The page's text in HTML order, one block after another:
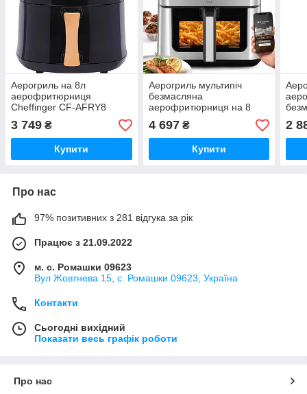
Аерогриль на 8л
аерофритюрниця
Cheffinger CF-AFRY8
мультипіч безмасляна
сенсорне управління
3 749 ₴
Купити
Аерогриль мультипіч
безмасляна
аерофритюрниця на 8
літрів з WiFi
4 697₴
Купити
CF-
л, 8
2
Про нас
97% позитивних з 281 відгука за рік
Працює з 21.09.2022
м. с. Ромашки 09623
Вул Жовтнева 15, с. Ромашки 09623, Україна
Контакти
Сьогодні вихідний
Показати весь графік роботи
Про нас